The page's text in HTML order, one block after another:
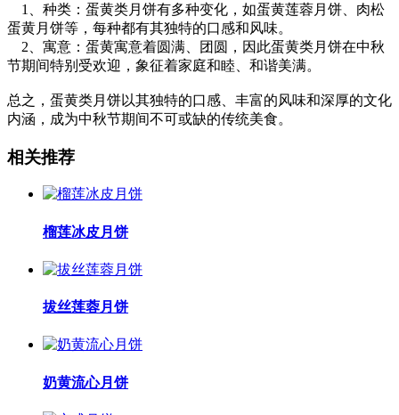
1、种类：蛋黄类月饼有多种变化，如蛋黄莲蓉月饼、肉松
蛋黄月饼等，每种都有其独特的口感和风味。
2、寓意：蛋黄寓意着圆满、团圆，因此蛋黄类月饼在中秋
节期间特别受欢迎，象征着家庭和睦、和谐美满。
总之，蛋黄类月饼以其独特的口感、丰富的风味和深厚的文化
内涵，成为中秋节期间不可或缺的传统美食。
相关推荐
榴莲冰皮月饼
拔丝莲蓉月饼
奶黄流心月饼